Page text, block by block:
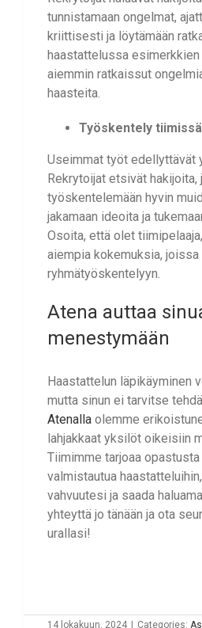
tunnistamaan ongelmat,
kriittisesti ja löytämään
haastattelussa
aiemmin ratkaissut
haasteita.
Työskentely tiimissä
Useimmat työt edellyttävät
Rekrytoijat etsivät
työskentelemään hyvin
jakamaan ideoita ja
Osoita, että olet
aiempia kokemuksia,
ryhmätyöskentelyyn.
Atena auttaa
menestymään
Haastattelun läpikäyminen
mutta sinun ei tarvitse
Atenalla olemme
lahjakkaat yksilöt oikeisiin
Tiimimme tarjoaa
valmistautua
vahvuutesi ja saada
yhteyttä jo tänään ja ota
urallasi!
14 lokakuun, 2024 Categories: